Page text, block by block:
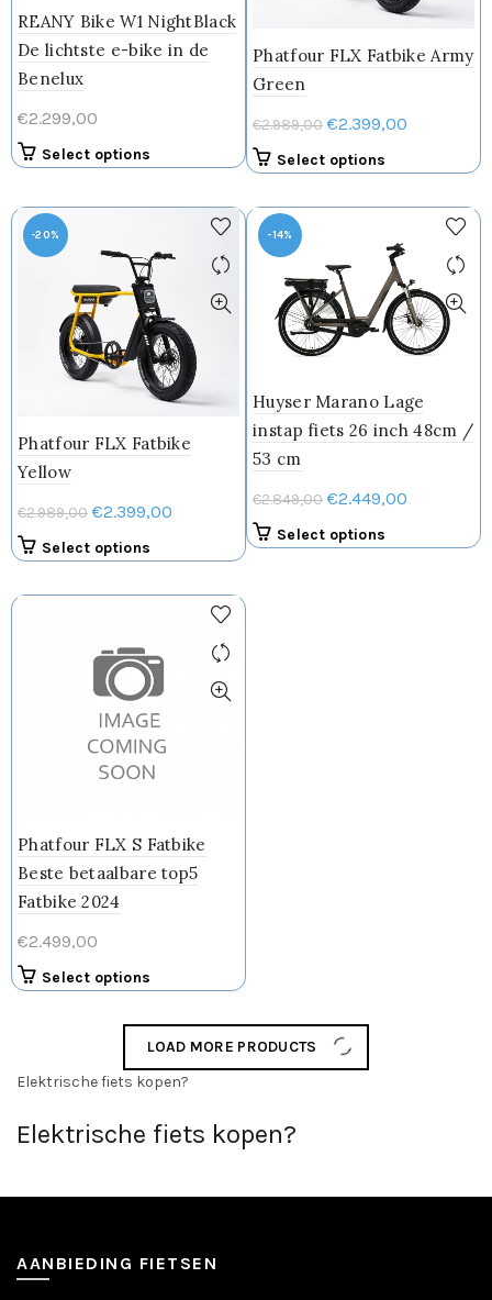
REANY Bike W1 NightBlack
De lichtste e-bike in de
Benelux
€2.299,00
Select options
Phatfour FLX Fatbike Army
Green
€2.989,00 Oorspronkelijke
prijs
was:
€2.989,00.
€2.399,00
is:
€2.399,00.
Select options
-20%
Phatfour FLX Fatbike
Yellow
€2.989,00 Oorspronkelijke
prijs
was:
€2.989,00.
€2.399,00
is:
€2.399,00.
Select options
-14%
Huyser Marano Lage
instap fiets 26 inch 48cm /
53 cm
€2.849,00 Oorspronkelijke
prijs
was:
€2.449,00
is:
Select options
Phatfour FLX S Fatbike
Beste betaalbare top5
Fatbike 2024
€2.499,00
Select options
LOAD MORE PRODUCTS
Elektrische fiets kopen?
Elektrische fiets kopen?
AANBIEDING FIETSEN